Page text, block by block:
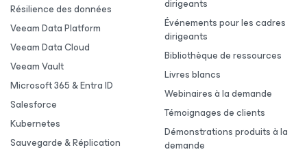
Résilience des données
Veeam Data Platform
Veeam Data Cloud
Veeam Vault
Microsoft 365 & Entra ID
Salesforce
Kubernetes
Sauvegarde & Réplication
dirigeants
Événements pour les cadres
dirigeants
Bibliothèque de ressources
Livres blancs
Webinaires à la demande
Témoignages de clients
Démonstrations produits à la
demande